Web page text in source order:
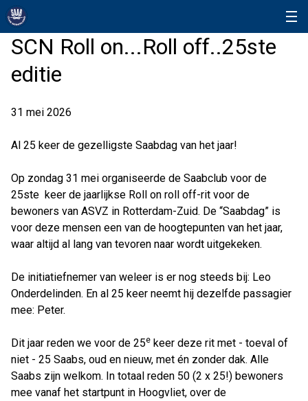
SCN Roll on...Roll off..25ste
editie
31 mei 2026
Al 25 keer de gezelligste Saabdag van het jaar!
Op zondag 31 mei organiseerde de Saabclub voor de
25ste keer de jaarlijkse Roll on roll off-rit voor de
bewoners van ASVZ in Rotterdam-Zuid. De “Saabdag” is
voor deze mensen een van de hoogtepunten van het jaar,
waar altijd al lang van tevoren naar wordt uitgekeken.
De initiatiefnemer van weleer is er nog steeds bij: Leo
Onderdelinden. En al 25 keer neemt hij dezelfde passagier
mee: Peter.
Dit jaar reden we voor de 25e keer deze rit met - toeval of
niet - 25 Saabs, oud en nieuw, met én zonder dak. Alle
Saabs zijn welkom. In totaal reden 50 (2 x 25!) bewoners
mee vanaf het startpunt in Hoogvliet, over de